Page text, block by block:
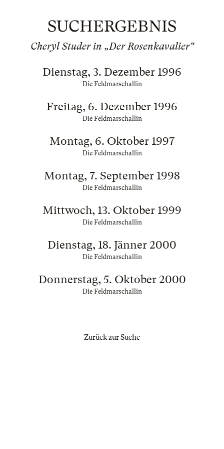
SUCHERGEBNIS
Cheryl Studer in „Der Rosenkavalier“
Dienstag, 3. Dezember 1996
Die Feldmarschallin
Freitag, 6. Dezember 1996
Die Feldmarschallin
Montag, 6. Oktober 1997
Die Feldmarschallin
Montag, 7. September 1998
Die Feldmarschallin
Mittwoch, 13. Oktober 1999
Die Feldmarschallin
Dienstag, 18. Jänner 2000
Die Feldmarschallin
Donnerstag, 5. Oktober 2000
Die Feldmarschallin
Zurück zur Suche